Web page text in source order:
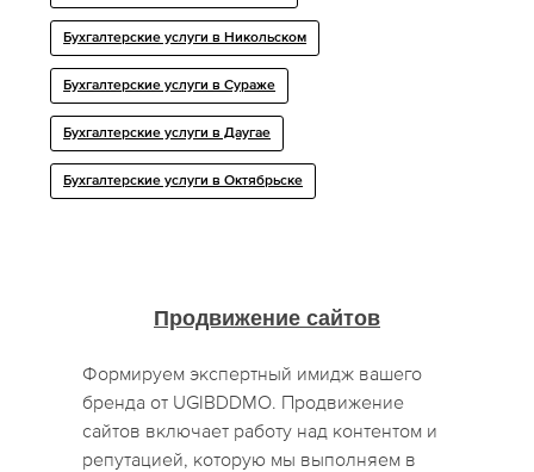
Бухгалтерские услуги в Никольском
Бухгалтерские услуги в Сураже
Бухгалтерские услуги в Даугае
Бухгалтерские услуги в Октябрьске
Продвижение сайтов
Формируем экспертный имидж вашего
бренда от UGIBDDMO. Продвижение
сайтов включает работу над контентом и
репутацией, которую мы выполняем в